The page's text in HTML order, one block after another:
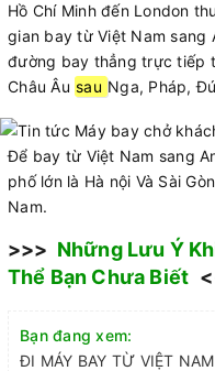
Hồ Chí Minh đến London
gian bay từ Việt Nam sang
đường bay thẳng trực tiếp
Châu Âu sau Nga, Pháp,
Để bay từ Việt Nam sang
phố lớn là Hà nội Và Sài
Nam.
>>> Những Lưu Ý
Thể Bạn Chưa Biết
Bạn đang xem:
ĐI MÁY BAY TỪ VIỆT